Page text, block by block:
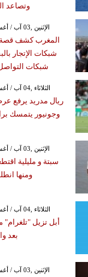
وتصاعد
GMT 03:35 2026 الإثنين ,03 آب / أغسطس
المغرب كشف قصة
شبكات الإتجار
شبكات
GMT 08:52 2026 الثلاثاء ,04 آب / أغسطس
ريال مدريد يرفع
وجونيور يتمسك براتب 30 مليون
GMT 03:45 2026 الإثنين ,03 آب / أغسطس
سبتة و مليلية
ومنها
GMT 04:51 2026 الثلاثاء ,04 آب / أغسطس
أبل تزيل "تلغرام"
بعد
GMT 19:18 2026 الإثنين ,03 آب / أغسطس